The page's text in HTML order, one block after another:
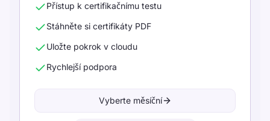
Přístup k certifikačnímu testu
Stáhněte si certifikáty PDF
Uložte pokrok v cloudu
Rychlejší podpora
Vyberte měsíční